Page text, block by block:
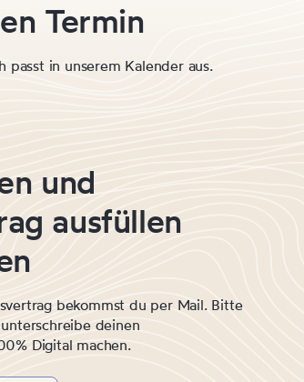
Termin
in unserem Kalender aus.
und
ausfüllen
bekommst du per Mail. Bitte
deinen
Digital machen.